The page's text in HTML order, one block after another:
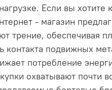
Если вы хотите
- магазин
трение, обеспечивая
контакта подвижных
потребление
охватывают